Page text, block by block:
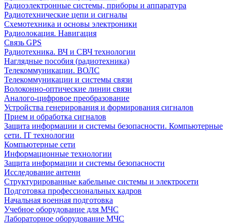
Радиоэлектронные системы, приборы и аппаратура
Радиотехнические цепи и сигналы
Схемотехника и основы электроники
Радиолокация. Навигация
Связь GPS
Радиотехника. ВЧ и СВЧ технологии
Наглядные пособия (радиотехника)
Телекоммуникации. ВОЛС
Телекоммуникации и системы связи
Волоконно-оптические линии связи
Аналого-цифровое преобразование
Устройства генерирования и формирования сигналов
Прием и обработка сигналов
Защита информации и системы безопасности. Компьютерные
сети. IT технологии
Компьютерные сети
Информационные технологии
Защита информации и системы безопасности
Исследование антенн
Структурированные кабельные системы и электросети
Подготовка профессиональных кадров
Начальная военная подготовка
Учебное оборудование для МЧС
Лабораторное оборудование МЧС